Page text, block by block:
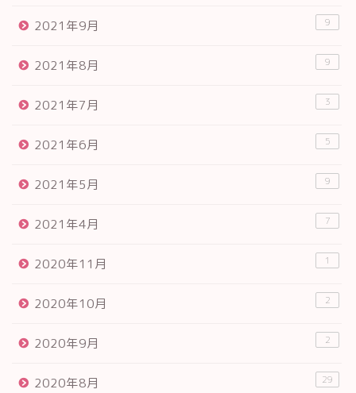
2021年9月 9
2021年8月 9
2021年7月 3
2021年6月 5
2021年5月 9
2021年4月 7
2020年11月 1
2020年10月 2
2020年9月 2
2020年8月 29